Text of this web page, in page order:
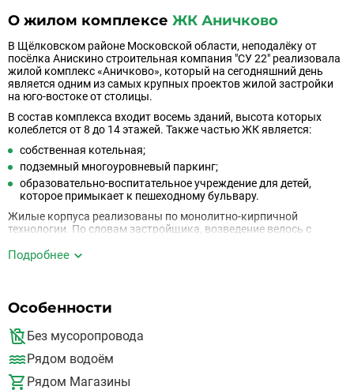
О жилом комплексе ЖК Аничково
В Щёлковском районе Московской области, неподалёку от
посёлка Анискино строительная компания "СУ 22" реализовала
жилой комплекс «Аничково», который на сегодняшний день
является одним из самых крупных проектов жилой застройки
на юго-востоке от столицы.
В состав комплекса входит восемь зданий, высота которых
колеблется от 8 до 14 этажей. Также частью ЖК является:
собственная котельная;
подземный многоуровневый паркинг;
образовательно-воспитательное учреждение для детей,
которое примыкает к пешеходному бульвару.
Жилые корпуса реализованы по монолитно-кирпичной
технологии. По словам застройщика, возведение велось с
ним относятся металлопластиковые стеклопакеты.
супермаркет, банк, библиотека, парикмахерская и т.д. Все эти
заведения станут неотъемлемой частью повседневной жизни
Так как поблизости нет ни одного промышленного предприятия,
то район отличается хорошей экологической обстановкой.
Подробнее
Особенности
Без мусоропровода
Рядом водоём
Рядом Магазины